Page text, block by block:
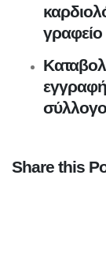
σύλλογο
Share this